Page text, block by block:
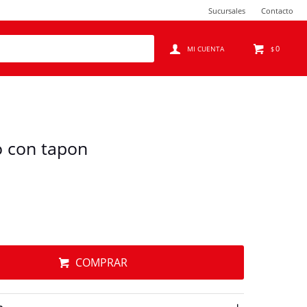
$0
Sucursales Contacto
con tapon
COMPRAR